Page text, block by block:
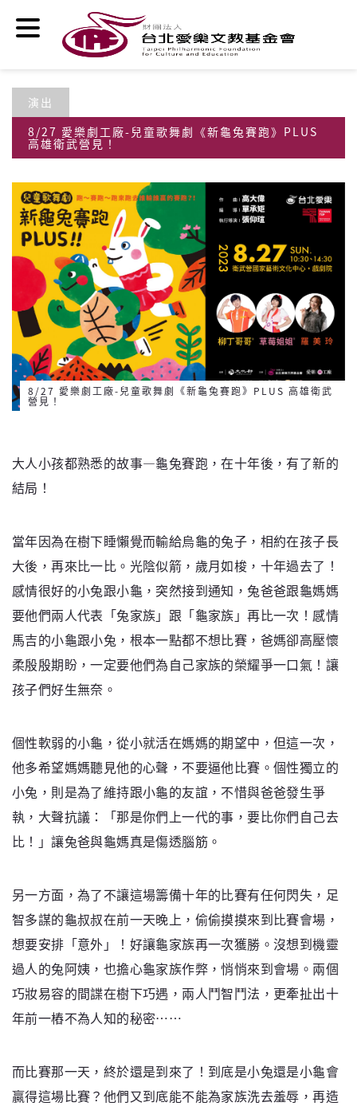
演出
8/27 愛樂劇工廠-兒童歌舞劇《新龜兔賽跑》PLUS
高雄衛武營見！
8/27 愛樂劇工廠-兒童歌舞劇《新龜兔賽跑》PLUS 高雄衛武
營見！
大人小孩都熟悉的故事—龜兔賽跑，在十年後，有了新的
結局！
當年因為在樹下睡懶覺而輸給烏龜的兔子，相約在孩子長
大後，再來比一比。光陰似箭，歲月如梭，十年過去了！
感情很好的小兔跟小龜，突然接到通知，兔爸爸跟龜媽媽
要他們兩人代表「兔家族」跟「龜家族」再比一次！感情
馬吉的小龜跟小兔，根本一點都不想比賽，爸媽卻高壓懷
柔殷殷期盼，一定要他們為自己家族的榮耀爭一口氣！讓
孩子們好生無奈。
個性軟弱的小龜，從小就活在媽媽的期望中，但這一次，
他多希望媽媽聽見他的心聲，不要逼他比賽。個性獨立的
小兔，則是為了維持跟小龜的友誼，不惜與爸爸發生爭
執，大聲抗議：「那是你們上一代的事，要比你們自己去
比！」讓兔爸與龜媽真是傷透腦筋。
另一方面，為了不讓這場籌備十年的比賽有任何閃失，足
智多謀的龜叔叔在前一天晚上，偷偷摸摸來到比賽會場，
想要安排「意外」！好讓龜家族再一次獲勝。沒想到機靈
過人的兔阿姨，也擔心龜家族作弊，悄悄來到會場。兩個
巧妝易容的間諜在樹下巧遇，兩人鬥智鬥法，更牽扯出十
年前一樁不為人知的秘密……
而比賽那一天，終於還是到來了！到底是小兔還是小龜會
贏得這場比賽？他們又到底能不能為家族洗去羞辱，再造